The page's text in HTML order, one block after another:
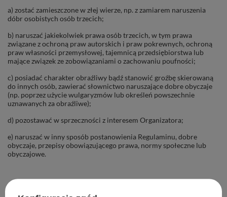
a) zostać zamieszczone w złej wierze, np. z zamiarem naruszenia
dóbr osobistych osób trzecich;
b) naruszać jakiekolwiek prawa osób trzecich, w tym prawa
związane z ochroną praw autorskich i praw pokrewnych, ochroną
praw własności przemysłowej, tajemnicą przedsiębiorstwa lub
mające związek ze zobowiązaniami o zachowaniu poufności;
c) posiadać charakter obraźliwy bądź stanowić groźbę skierowaną
do innych osób, zawierać słownictwo naruszające dobre obyczaje
(np. poprzez użycie wulgaryzmów lub określeń powszechnie
uznawanych za obraźliwe);
d) pozostawać w sprzeczności z interesem Organizatora;
e) naruszać w inny sposób postanowienia Regulaminu, dobre
obyczaje, przepisy obowiązującego prawa, normy społeczne lub
obyczajowe.